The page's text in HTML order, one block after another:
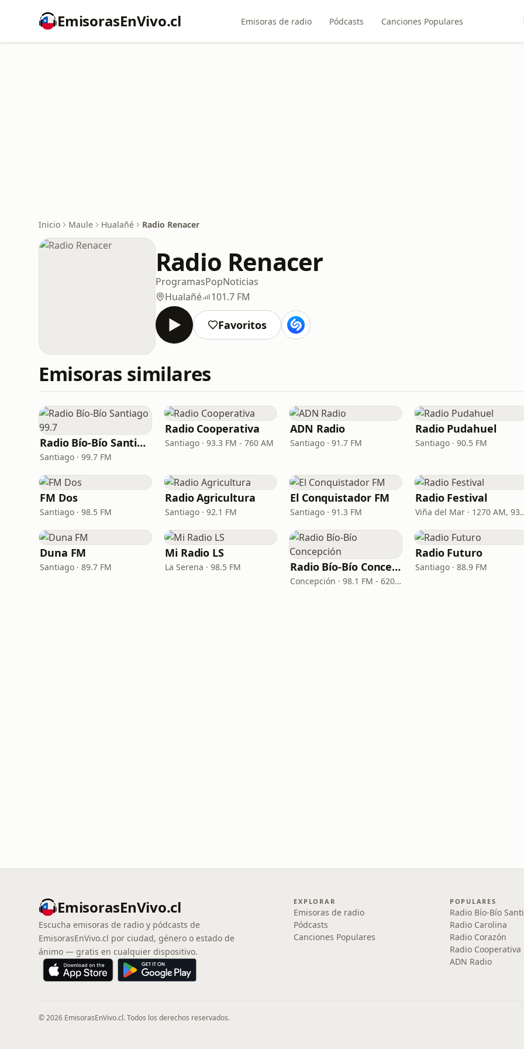
EmisorasEnVivo.cl Emisoras de radio Pódcasts Canciones Populares
Inicio Maule Hualañé Radio Renacer
Radio Renacer
ProgramasPopNoticias
Hualañé
101.7 FM
Favoritos
Emisoras similares
Radio Bío-Bío Santiago 99.7
Santiago · 99.7 FM
Radio Cooperativa
Santiago · 93.3 FM - 760 AM
ADN Radio
Santiago · 91.7 FM
Radio Pudahuel
Santiago · 90.5 FM
FM Dos
Santiago · 98.5 FM
Radio Agricultura
Santiago · 92.1 FM
El Conquistador FM
Santiago · 91.3 FM
Radio Festival
Viña del Mar
Duna FM
Santiago · 89.7 FM
Mi Radio LS
La Serena · 98.5 FM Radio Bío-Bío Concepción
Concepción · 98.1 FM - 620 AM
Radio Futuro
Santiago · 88.9 FM
EmisorasEnVivo.cl
Escucha emisoras de radio y pódcasts de
EmisorasEnVivo.cl por ciudad, género o estado de
ánimo — gratis en cualquier dispositivo.
EXPLORAR
Emisoras de radio
Pódcasts
Canciones Populares
POPULARES
Radio Bío-Bío
Radio Carolina
Radio Corazón
Radio Cooperativa
ADN Radio
© 2026 EmisorasEnVivo.cl. Todos los derechos reservados.